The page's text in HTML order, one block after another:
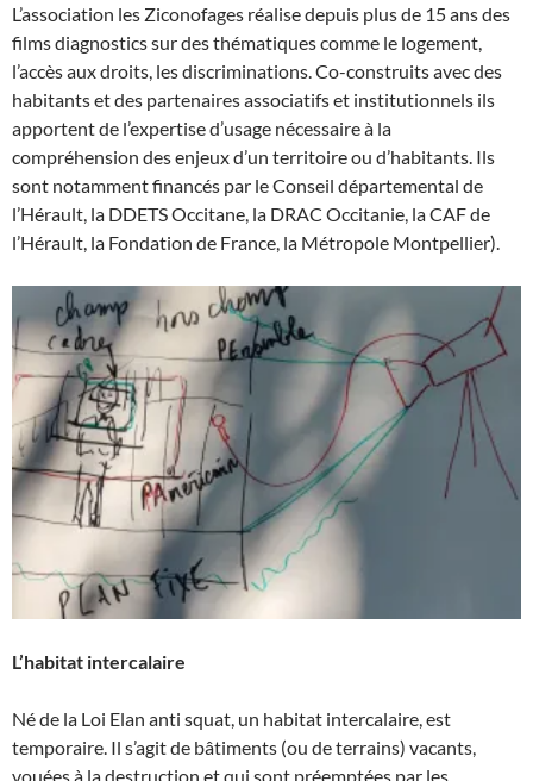
L’association les Ziconofages réalise depuis plus de 15 ans des
films diagnostics sur des thématiques comme le logement,
l’accès aux droits, les discriminations. Co-construits avec des
habitants et des partenaires associatifs et institutionnels ils
apportent de l’expertise d’usage nécessaire à la
compréhension des enjeux d’un territoire ou d’habitants. Ils
sont notamment financés par le Conseil départemental de
l’Hérault, la DDETS Occitane, la DRAC Occitanie, la CAF de
l’Hérault, la Fondation de France, la Métropole Montpellier).
L’habitat intercalaire
Né de la Loi Elan anti squat, un habitat intercalaire, est
temporaire. Il s’agit de bâtiments (ou de terrains) vacants,
vouées à la destruction et qui sont préemptées par les